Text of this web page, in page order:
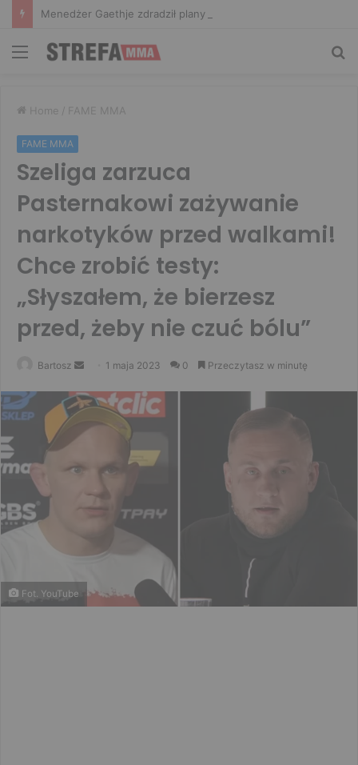
Menu
Home / FAME MMA
FAME MMA
Szeliga zarzuca
Pasternakowi zażywanie
narkotyków przed walkami!
Chce zrobić testy:
„Słyszałem, że bierzesz
przed, żeby nie czuć bólu”
Bartosz
Send
email
1 maja 2023 0 Przeczytasz w minutę
Fot. YouTube